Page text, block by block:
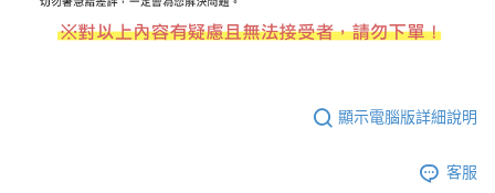
顯示電腦版詳細說明
客服